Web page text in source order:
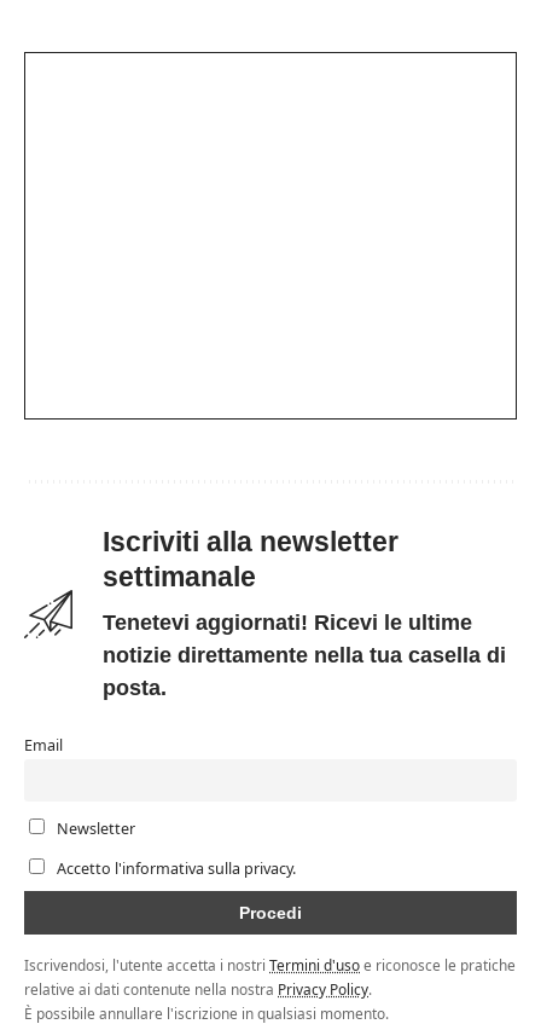
Iscriviti alla newsletter
settimanale
Tenetevi aggiornati! Ricevi le ultime
notizie direttamente nella tua casella di
posta.
Email
Newsletter
Accetto l'informativa sulla privacy.
Iscrivendosi, l'utente accetta i nostri Termini d'usoe riconosce le pratiche
relative ai dati contenute nella nostra Privacy Policy.
È possibile annullare l'iscrizione in qualsiasi momento.